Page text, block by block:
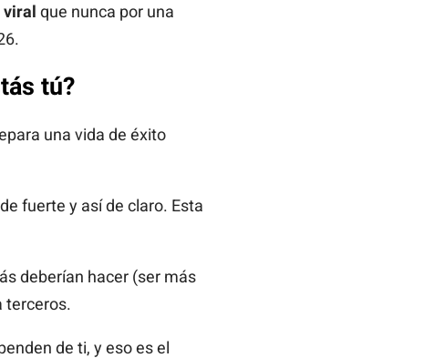
viral que nunca por una
tú?
una vida de éxito
fuerte y así de claro. Esta
deberían hacer (ser más
terceros.
de ti, y eso es el